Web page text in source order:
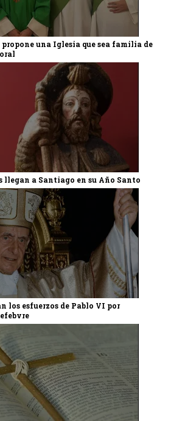
una Iglesia que sea familia de
llegan a Santiago en su Año Santo
los esfuerzos de Pablo VI por